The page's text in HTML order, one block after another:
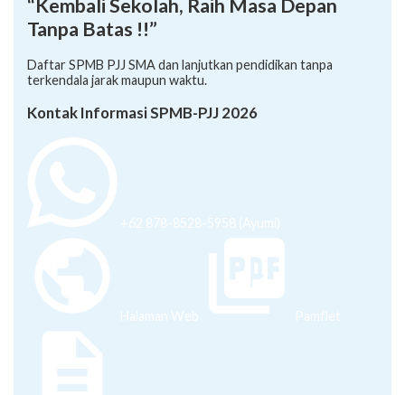
“Kembali Sekolah, Raih Masa Depan
Tanpa Batas !!”
Daftar SPMB PJJ SMA dan lanjutkan pendidikan tanpa
terkendala jarak maupun waktu.
Kontak Informasi SPMB-PJJ 2026
+62 878-8528-5958 (Ayumi)
Halaman Web Pamflet